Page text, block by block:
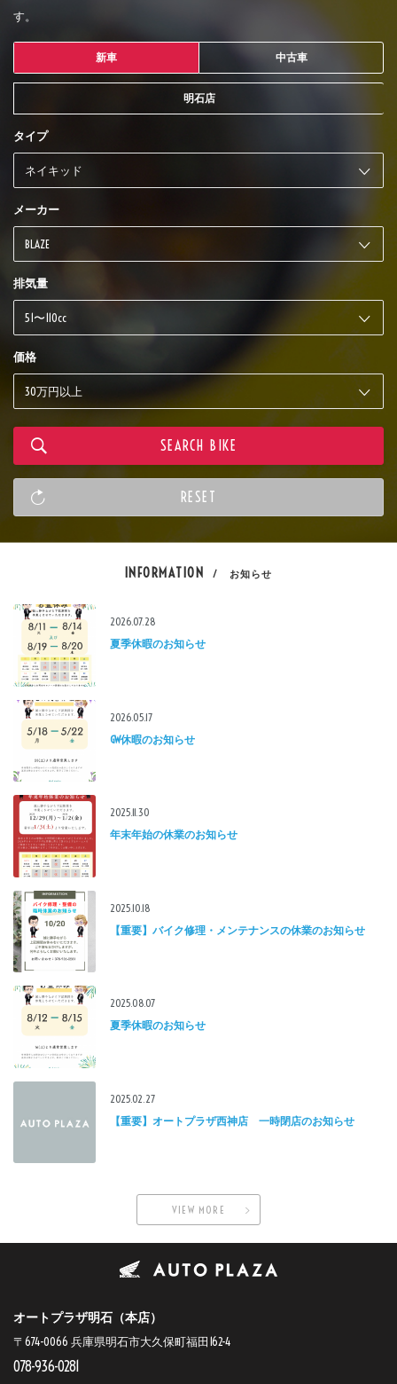
す。
新車 中古車
明石店
タイプ
メーカー
排気量
価格
INFORMATION / お知らせ
2026.07.28
夏季休暇のお知らせ
2026.05.17
GW休暇のお知らせ
2025.11.30
年末年始の休業のお知らせ
2025.10.18
【重要】バイク修理・メンテナンスの休業のお知らせ
2025.08.07
夏季休暇のお知らせ
2025.02.27
【重要】オートプラザ西神店 一時閉店のお知らせ
VIEW MORE
オートプラザ明石（本店）
〒674-0066 兵庫県明石市大久保町福田162-4
078-936-0281